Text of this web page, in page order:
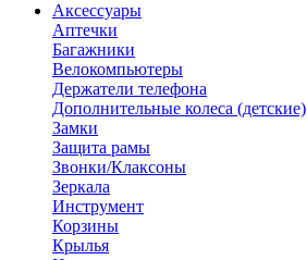
Аксессуары
Аптечки
Багажники
Велокомпьютеры
Держатели телефона
Дополнительные колеса (детские)
Замки
Защита рамы
Звонки/Клаксоны
Зеркала
Инструмент
Корзины
Крылья